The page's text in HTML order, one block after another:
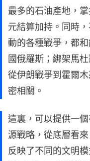
最多的石油產地，
元結算加持。同時
動的各種戰爭，都
國俄羅斯；綁架馬
從伊朗戰爭到霍爾
密相關。
這裏，可以提供一
源戰略，從底層看
反映了不同的文明